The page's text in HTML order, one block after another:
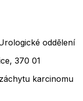
oddělení
370 01
karcinomu